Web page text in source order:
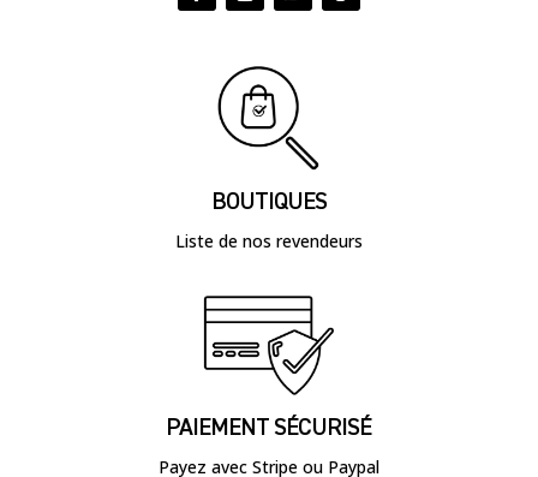
BOUTIQUES
Liste de nos revendeurs
PAIEMENT SÉCURISÉ
Payez avec Stripe ou Paypal